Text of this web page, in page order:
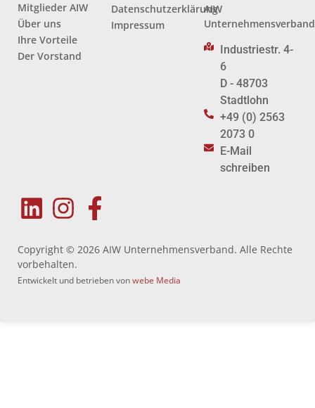
Mitglieder AIW
Über uns
Ihre Vorteile
Der Vorstand
Datenschutzerklärung
Impressum
AIW
Unternehmensverband
Industriestr. 4-
6
D - 48703
Stadtlohn
+49 (0) 2563
2073 0
E-Mail
schreiben
Copyright © 2026 AIW Unternehmensverband. Alle Rechte
vorbehalten.
Entwickelt und betrieben vonwebe Media